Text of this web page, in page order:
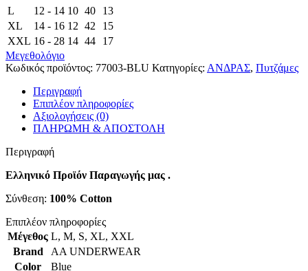
L
12 - 14 10 40
13
XL
14 - 16 12 42
15
XXL 16 - 28 14 44
17
Μεγεθολόγιο
Κωδικός προϊόντος: 77003-BLU Κατηγορίες: ΑΝΔΡΑΣ, Πυτζάμες
Περιγραφή
Επιπλέον πληροφορίες
Αξιολογήσεις (0)
ΠΛΗΡΩΜΗ & ΑΠΟΣΤΟΛΗ
Περιγραφή
Ελληνικό Προϊόν Παραγωγής μας .
Σύνθεση: 100% Cotton
Επιπλέον πληροφορίες
Μέγεθος L, M, S, XL, XXL
Brand
AA UNDERWEAR
Color
Blue